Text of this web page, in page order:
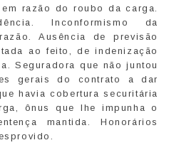
razão do roubo da carga.
Inconformismo da
Ausência de previsão
ao feito, de indenização
Seguradora que não juntou
gerais do contrato a dar
havia cobertura securitária
ônus que lhe impunha o
mantida. Honorários